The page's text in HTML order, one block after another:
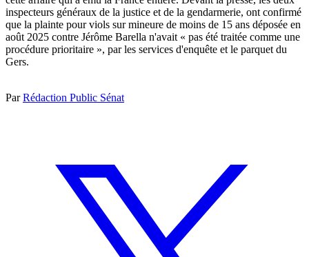
inspecteurs généraux de la justice et de la gendarmerie, ont confirmé
que la plainte pour viols sur mineure de moins de 15 ans déposée en
août 2025 contre Jérôme Barella n'avait « pas été traitée comme une
procédure prioritaire », par les services d'enquête et le parquet du
Gers.
ParRédaction Public Sénat